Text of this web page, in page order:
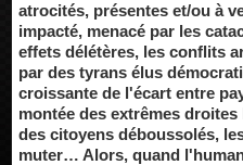
atrocités, présentes et/ou à
impacté, menacé par les
effets délétères, les conflits
par des tyrans élus
croissante de l'écart entre
montée des extrêmes
des citoyens déboussolés,
muter… Alors, quand